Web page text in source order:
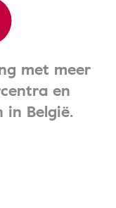
met meer
en
in België.